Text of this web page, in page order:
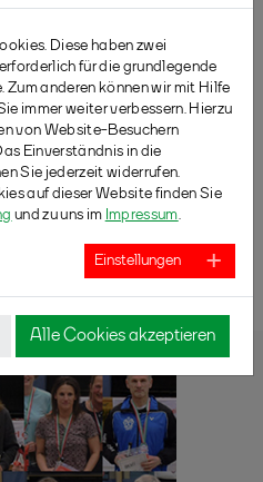
Diese haben zwei
für die grundlegende
anderen können wir mit Hilfe
immer weiter verbessern. Hierzu
von Website-Besuchern
Einverständnis in die
Sie jederzeit widerrufen.
auf dieser Website finden Sie
und zu uns im Impressum
Einstellungen
Alle Cookies akzeptieren